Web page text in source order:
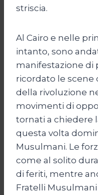
striscia.
Al Cairo e nelle
intanto, sono
manifestazione di
ricordato le scene
della rivoluzione
movimenti di
tornati a chiedere
questa volta
Musulmani. Le
come al solito
di feriti, mentre
Fratelli